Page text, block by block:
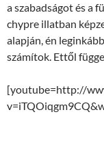
a szabadságot és a
chypre illatban
alapján, én
számítok. Ettől
[youtube=http://